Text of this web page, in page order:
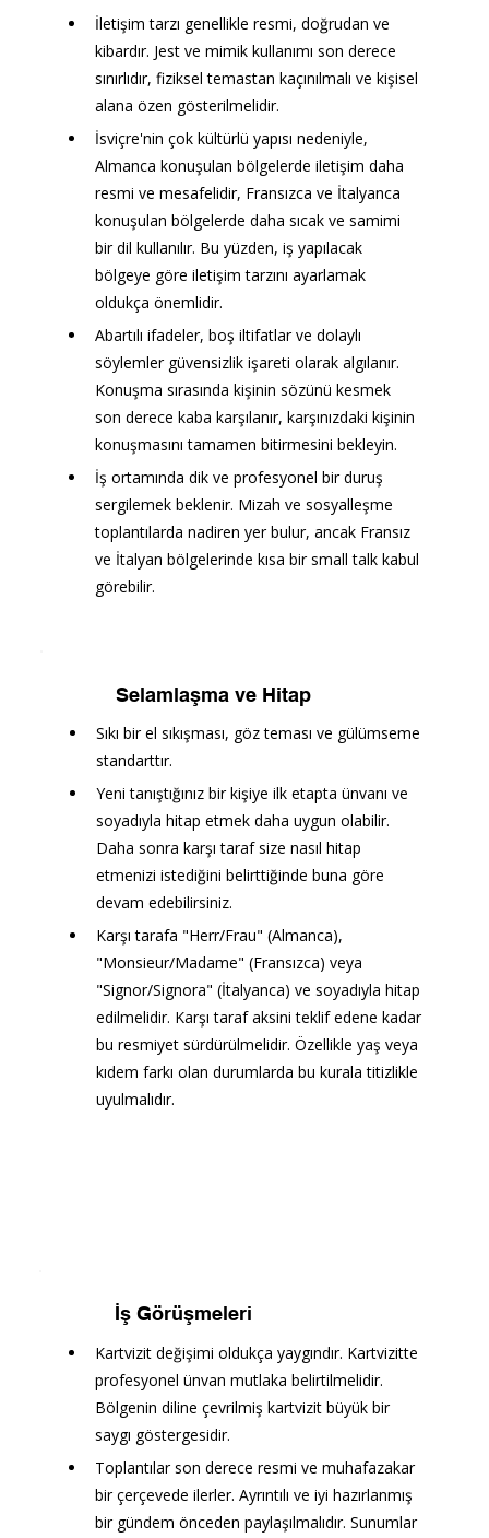
İş Görüşmeleri
Kartvizit değişimi oldukça yaygındır. Kartvizitte
profesyonel ünvan mutlaka belirtilmelidir.
Bölgenin diline çevrilmiş kartvizit büyük bir
saygı göstergesidir.
Toplantılar son derece resmi ve muhafazakar
bir çerçevede ilerler. Ayrıntılı ve iyi hazırlanmış
bir gündem önceden paylaşılmalıdır. Sunumlar
Selamlaşma ve Hitap
Sıkı bir el sıkışması, göz teması ve gülümseme
standarttır.
Yeni tanıştığınız bir kişiye ilk etapta ünvanı ve
soyadıyla hitap etmek daha uygun olabilir.
Daha sonra karşı taraf size nasıl hitap
etmenizi istediğini belirttiğinde buna göre
devam edebilirsiniz.
Karşı tarafa "Herr/Frau" (Almanca),
"Monsieur/Madame" (Fransızca) veya
"Signor/Signora" (İtalyanca) ve soyadıyla hitap
edilmelidir. Karşı taraf aksini teklif edene kadar
bu resmiyet sürdürülmelidir. Özellikle yaş veya
kıdem farkı olan durumlarda bu kurala titizlikle
uyulmalıdır.
İletişim tarzı genellikle resmi, doğrudan ve
kibardır. Jest ve mimik kullanımı son derece
sınırlıdır, fiziksel temastan kaçınılmalı ve kişisel
alana özen gösterilmelidir.
İsviçre'nin çok kültürlü yapısı nedeniyle,
Almanca konuşulan bölgelerde iletişim daha
resmi ve mesafelidir, Fransızca ve İtalyanca
konuşulan bölgelerde daha sıcak ve samimi
bir dil kullanılır. Bu yüzden, iş yapılacak
bölgeye göre iletişim tarzını ayarlamak
oldukça önemlidir.
Abartılı ifadeler, boş iltifatlar ve dolaylı
söylemler güvensizlik işareti olarak algılanır.
Konuşma sırasında kişinin sözünü kesmek
son derece kaba karşılanır, karşınızdaki kişinin
konuşmasını tamamen bitirmesini bekleyin.
İş ortamında dik ve profesyonel bir duruş
sergilemek beklenir. Mizah ve sosyalleşme
toplantılarda nadiren yer bulur, ancak Fransız
ve İtalyan bölgelerinde kısa bir small talk kabul
görebilir.